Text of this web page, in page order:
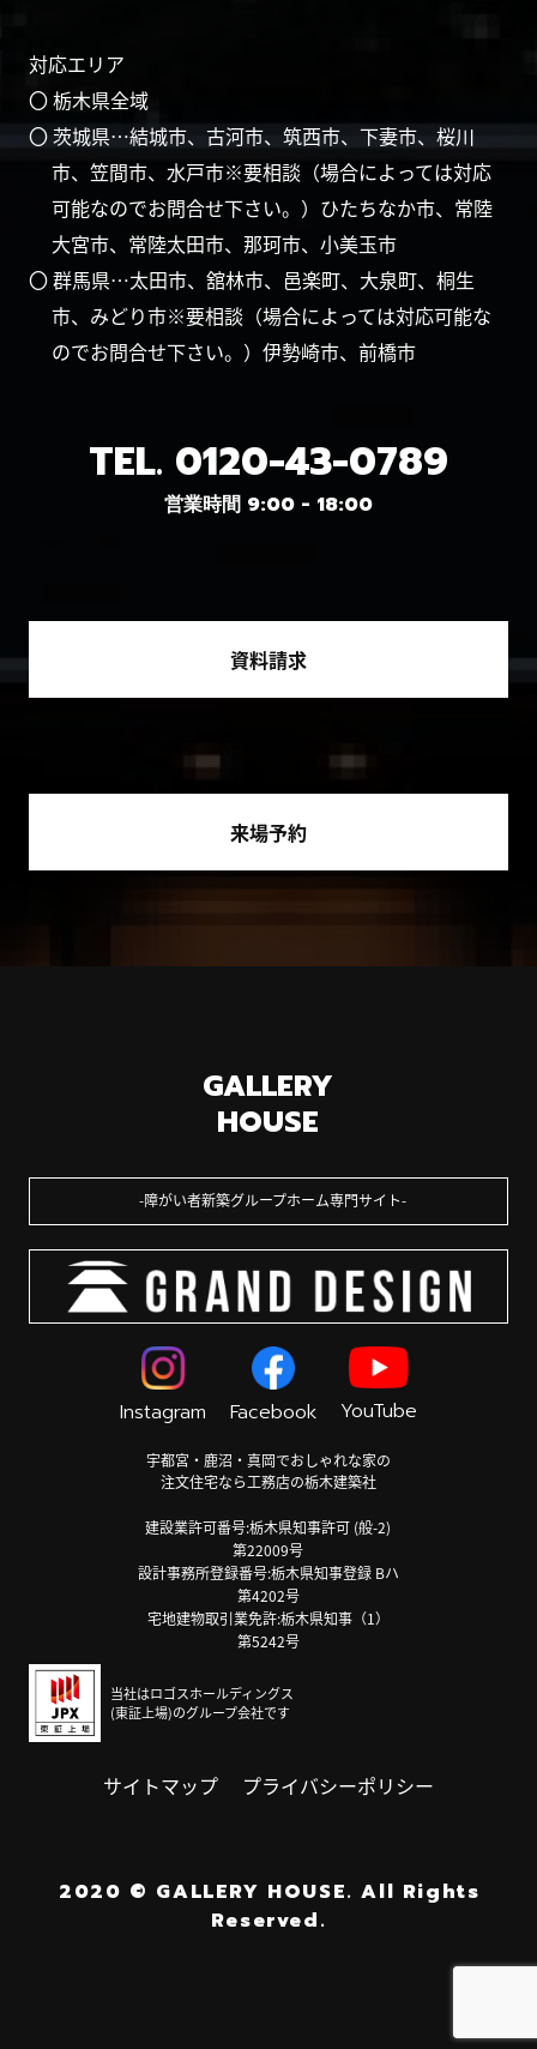
対応エリア
〇 栃木県全域
〇 茨城県…結城市、古河市、筑西市、下妻市、桜川
市、笠間市、水戸市※要相談（場合によっては対応
可能なのでお問合せ下さい。）ひたちなか市、常陸
大宮市、常陸太田市、那珂市、小美玉市
〇 群馬県…太田市、舘林市、邑楽町、大泉町、桐生
市、みどり市※要相談（場合によっては対応可能な
のでお問合せ下さい。）伊勢崎市、前橋市
TEL. 0120-43-0789
営業時間 9:00 - 18:00
資料請求
来場予約
GALLERY
HOUSE
障がい者新築グループホーム専門サイト
Instagram Facebook YouTube
宇都宮・鹿沼・真岡でおしゃれな家の
注文住宅なら工務店の栃木建築社
建設業許可番号:栃木県知事許可 (般-2)
第22009号
設計事務所登録番号:栃木県知事登録 Bハ
第4202号
宅地建物取引業免許:栃木県知事（1）
第5242号
当社はロゴスホールディングス
(東証上場)のグループ会社です
サイトマップ プライバシーポリシー
2020 © GALLERY HOUSE. All Rights
Reserved.